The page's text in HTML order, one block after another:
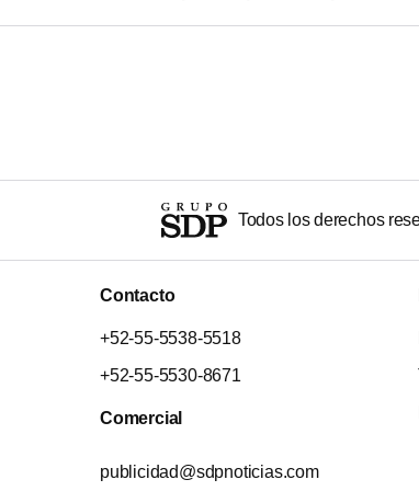
Todos los derechos
Contacto
+52-55-5538-5518
+52-55-5530-8671
Comercial
publicidad@sdpnoticias.com